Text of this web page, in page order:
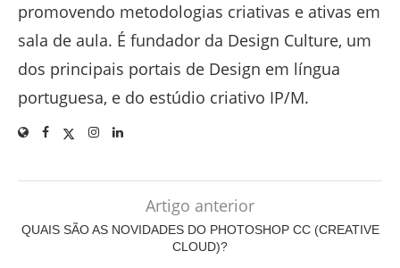
promovendo metodologias criativas e ativas em
sala de aula. É fundador da Design Culture, um
dos principais portais de Design em língua
portuguesa, e do estúdio criativo IP/M.
Artigo anterior
QUAIS SÃO AS NOVIDADES DO PHOTOSHOP CC (CREATIVE
CLOUD)?